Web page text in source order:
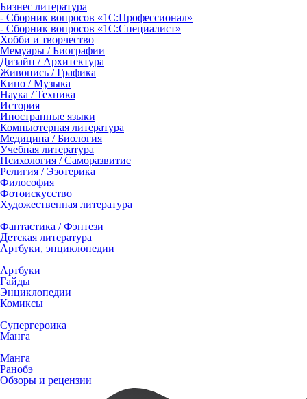
Бизнес литература
- Сборник вопросов «1С:Профессионал»
- Сборник вопросов «1С:Специалист»
Хобби и творчество
Мемуары / Биографии
Дизайн / Архитектура
Живопись / Графика
Кино / Музыка
Наука / Техника
История
Иностранные языки
Компьютерная литература
Медицина / Биология
Учебная литература
Психология / Саморазвитие
Религия / Эзотерика
Философия
Фотоискусство
Художественная литература
Фантастика / Фэнтези
Детская литература
Артбуки, энциклопедии
Артбуки
Гайды
Энциклопедии
Комиксы
Супергероика
Манга
Манга
Ранобэ
Обзоры и рецензии